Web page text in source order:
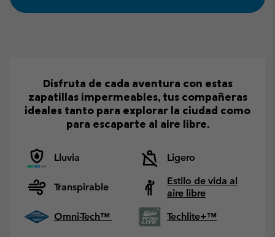
Disfruta de cada aventura con estas
zapatillas impermeables, tus compañeras
ideales tanto para explorar la ciudad como
para escaparte al aire libre.
Lluvia Ligero
Transpirable
Estilo de vida al
aire libre
Omni-Tech™
Techlite+™